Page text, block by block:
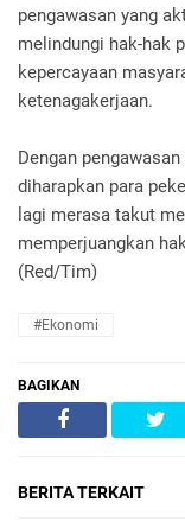
pengawasan yang
melindungi hak-hak
kepercayaan
ketenagakerjaan.
Dengan
diharapkan para
lagi merasa takut
memperjuangkan
(Red/Tim)
#Ekonomi
BAGIKAN
BERITA TERKAIT